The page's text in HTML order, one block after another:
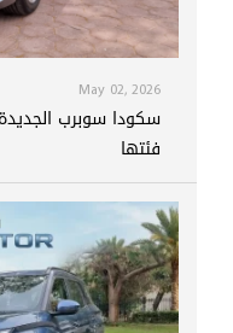
May 02, 2026
سكودا سوبرب
فئتها